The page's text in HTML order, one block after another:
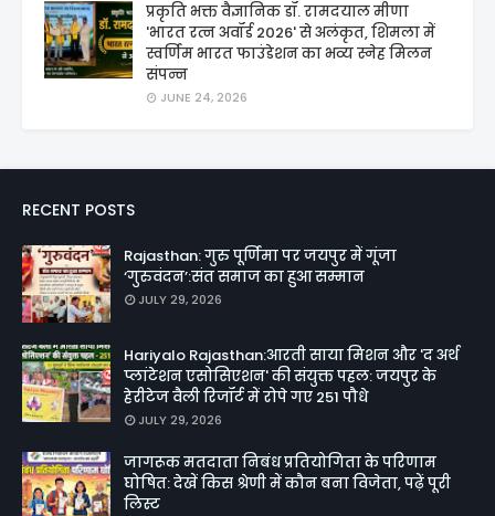
प्रकृति भक्त वैज्ञानिक डॉ. रामदयाल मीणा
'भारत रत्न अवॉर्ड 2026' से अलंकृत, शिमला में
स्वर्णिम भारत फाउंडेशन का भव्य स्नेह मिलन
संपन्न
JUNE 24, 2026
RECENT POSTS
Rajasthan: गुरु पूर्णिमा पर जयपुर में गूंजा
‘गुरुवंदन’:संत समाज का हुआ सम्मान
JULY 29, 2026
Hariyalo Rajasthan:आरती साया मिशन और 'द अर्थ
प्लांटेशन एसोसिएशन' की संयुक्त पहल: जयपुर के
हेरीटेज वैली रिजॉर्ट में रोपे गए 251 पौधे
JULY 29, 2026
जागरूक मतदाता निबंध प्रतियोगिता के परिणाम
घोषित: देखें किस श्रेणी में कौन बना विजेता, पढ़ें पूरी
लिस्ट